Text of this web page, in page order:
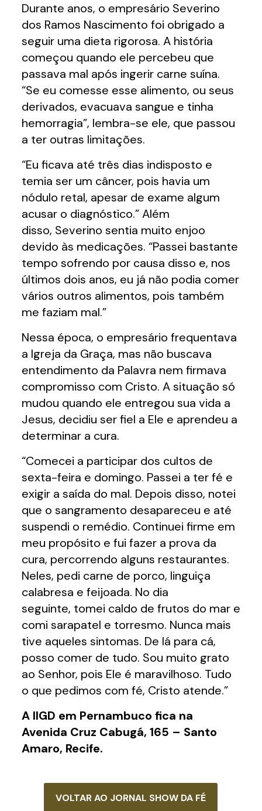
Durante anos, o empresário Severino
dos Ramos Nascimento foi obrigado a
seguir uma dieta rigorosa. A história
começou quando ele percebeu que
passava mal após ingerir carne suína.
“Se eu comesse esse alimento, ou seus
derivados, evacuava sangue e tinha
hemorragia”, lembra-se ele, que passou
a ter outras limitações.
“Eu ficava até três dias indisposto e
temia ser um câncer, pois havia um
nódulo retal, apesar de exame algum
acusar o diagnóstico.” Além
disso, Severino sentia muito enjoo
devido às medicações. “Passei bastante
tempo sofrendo por causa disso e, nos
últimos dois anos, eu já não podia comer
vários outros alimentos, pois também
me faziam mal.”
Nessa época, o empresário frequentava
a Igreja da Graça, mas não buscava
entendimento da Palavra nem firmava
compromisso com Cristo. A situação só
mudou quando ele entregou sua vida a
Jesus, decidiu ser fiel a Ele e aprendeu a
determinar a cura.
“Comecei a participar dos cultos de
sexta-feira e domingo. Passei a ter fé e
exigir a saída do mal. Depois disso, notei
que o sangramento desapareceu e até
suspendi o remédio. Continuei firme em
meu propósito e fui fazer a prova da
cura, percorrendo alguns restaurantes.
Neles, pedi carne de porco, linguiça
calabresa e feijoada. No dia
seguinte, tomei caldo de frutos do mar e
comi sarapatel e torresmo. Nunca mais
tive aqueles sintomas. De lá para cá,
posso comer de tudo. Sou muito grato
ao Senhor, pois Ele é maravilhoso. Tudo
o que pedimos com fé, Cristo atende.”
A IIGD em Pernambuco fica na
Avenida Cruz Cabugá, 165 – Santo
Amaro, Recife.
VOLTAR AO JORNAL SHOW DA FÉ